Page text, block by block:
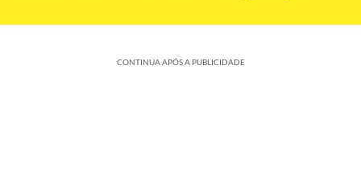
CONTINUA APÓS A PUBLICIDADE